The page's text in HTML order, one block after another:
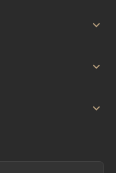


